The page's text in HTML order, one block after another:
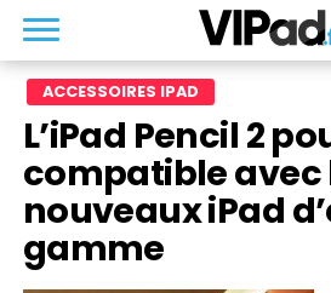
ACCESSOIRES IPAD
L’iPad Pencil 2
compatible avec
nouveaux iPad
gamme